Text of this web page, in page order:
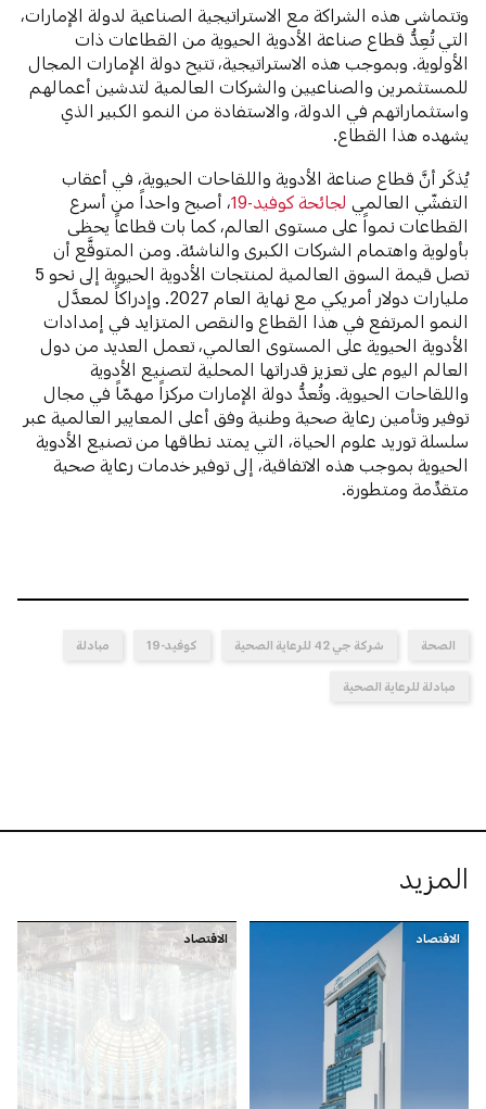
وتتماشى هذه الشراكة مع الاستراتيجية الصناعية لدولة الإمارات،
التي تُعِدُّ قطاع صناعة الأدوية الحيوية من القطاعات ذات
الأولوية. وبموجب هذه الاستراتيجية، تتيح دولة الإمارات المجال
للمستثمرين والصناعيين والشركات العالمية لتدشين أعمالهم
واستثماراتهم في الدولة، والاستفادة من النمو الكبير الذي
يشهده هذا القطاع.
يُذكَر أنَّ قطاع صناعة الأدوية واللقاحات الحيوية، في أعقاب
التفشّي العالمي لجائحة كوفيد-19
، أصبح واحداً من أسرع
القطاعات نمواً على مستوى العالم، كما بات قطاعاً يحظى
بأولوية واهتمام الشركات الكبرى والناشئة. ومن المتوقَّع أن
تصل قيمة السوق العالمية لمنتجات الأدوية الحيوية إلى نحو 5
مليارات دولار أمريكي مع نهاية العام 2027. وإدراكاً لمعدَّل
النمو المرتفع في هذا القطاع والنقص المتزايد في إمدادات
الأدوية الحيوية على المستوى العالمي، تعمل العديد من دول
العالم اليوم على تعزيز قدراتها المحلية لتصنيع الأدوية
واللقاحات الحيوية. وتُعدُّ دولة الإمارات مركزاً مهمّاً في مجال
توفير وتأمين رعاية صحية وطنية وفق أعلى المعايير العالمية عبر
سلسلة توريد علوم الحياة، التي يمتد نطاقها من تصنيع الأدوية
الحيوية بموجب هذه الاتفاقية، إلى توفير خدمات رعاية صحية
متقدِّمة ومتطورة.
الصحة شركة جي 42 للرعاية الصحية كوفيد-19 مبادلة
مبادلة للرعاية الصحية
المزيد
الاقتصاد الاقتصاد